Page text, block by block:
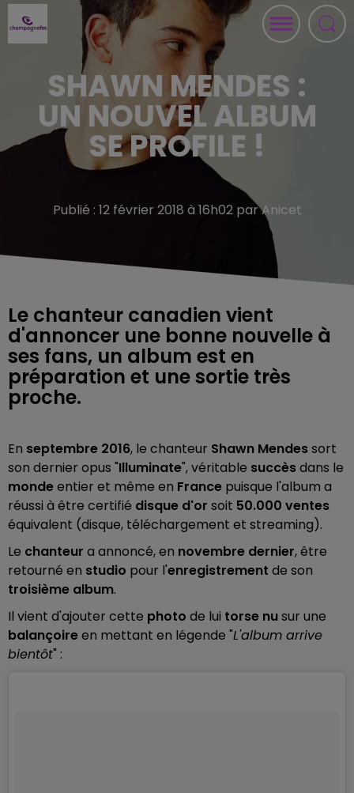
SHAWN MENDES :
UN NOUVEL ALBUM
SE PROFILE !
Publié : 12 février 2018 à 16h02 par Anicet
Le chanteur canadien vient
d'annoncer une bonne nouvelle à
ses fans, un album est en
préparation et une sortie très
proche.
En septembre 2016, le chanteur Shawn Mendessort
son dernier opus "Illuminate", véritable succèsdans le
mondeentier et même en France puisque l'album a
réussi à être certifié disque d'or soit 50.000 ventes
équivalent (disque, téléchargement et streaming).
Le chanteur a annoncé, en novembre dernier, être
retourné en studio pour l'enregistrement de son
troisième album.
Il vient d'ajouter cette photo de lui torse nusur une
balançoireen mettant en légende "L'album arrive
bientôt" :